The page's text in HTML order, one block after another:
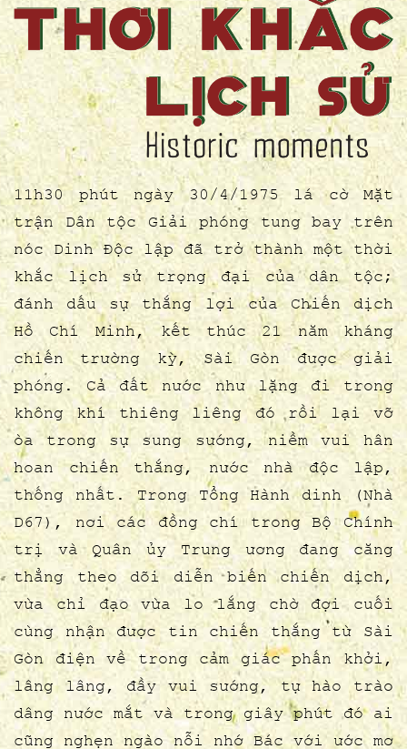
Quảng trường Ba Đình trong sắc đỏ của
cờ và hoa với ánh mắt tươi rói, nụ
cười rạng rỡ hòa trong niềm vui xúc
động đất nước thống nhất.
Kỷ niệm 46 năm ngày giải phóng miền
Nam, thống nhất đất nước (30/4/1975 -
30/4/2021), Trung tâm Bảo tồn di sản
Thăng Long - Hà Nội tổ chức giới thiệu
triển lãm "Đất nước trọn niềm vui"
nhằm ôn lại sự kiện trọng đại của dân
tộc, giới thiệu những khoảnh khắc của
người dân Thủ đô, người dân Sài Gòn
hòa chung trong niềm vui chiến thắng,
giải phóng miền Nam, đất nước thống
nhất, Bắc - Nam sum họp một nhà.
11h30 phút ngày 30/4/1975 lá cờ Mặt
trận Dân tộc Giải phóng tung bay trên
nóc Dinh Độc lập đã trở thành một thời
khắc lịch sử trọng đại của dân tộc;
đánh dấu sự thắng lợi của Chiến dịch
Hồ Chí Minh, kết thúc 21 năm kháng
chiến trường kỳ, Sài Gòn được giải
phóng. Cả đất nước như lặng đi trong
không khí thiêng liêng đó rồi lại vỡ
òa trong sự sung sướng, niềm vui hân
hoan chiến thắng, nước nhà độc lập,
thống nhất. Trong Tổng Hành dinh (Nhà
D67), nơi các đồng chí trong Bộ Chính
trị và Quân ủy Trung ương đang căng
thẳng theo dõi diễn biến chiến dịch,
vừa chỉ đạo vừa lo lắng chờ đợi cuối
cùng nhận được tin chiến thắng từ Sài
Gòn điện về trong cảm giác phấn khởi,
lâng lâng, đầy vui sướng, tự hào trào
dâng nước mắt và trong giây phút đó ai
cũng nghẹn ngào nỗi nhớ Bác với ước mơ